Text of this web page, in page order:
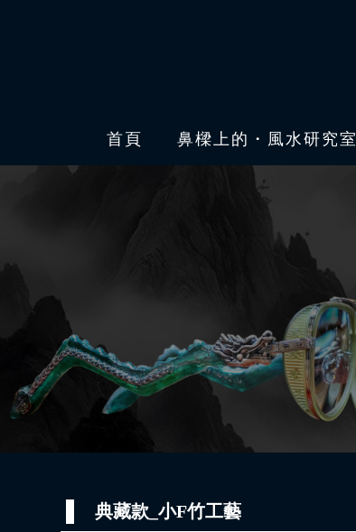
首頁 鼻樑上的・風水研究室
典藏款_小F竹工藝